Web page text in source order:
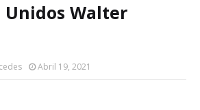
Unidos Walter
Abril 19, 2021